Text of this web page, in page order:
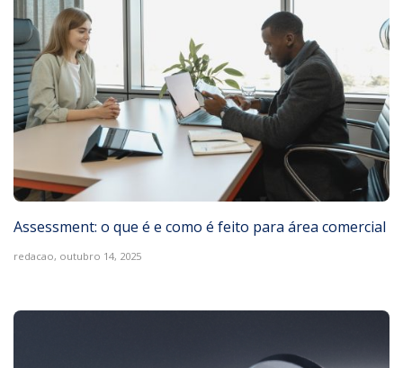
Assessment: o que é e como é feito para área comercial
redacao, outubro 14, 2025